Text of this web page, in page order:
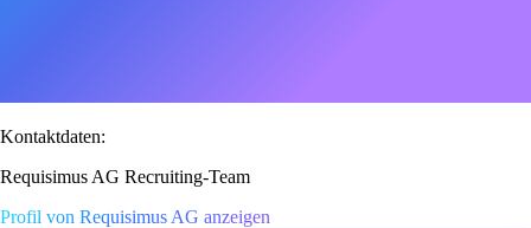
Kontaktdaten:
Requisimus AG Recruiting-Team
Profil von Requisimus AG anzeigen